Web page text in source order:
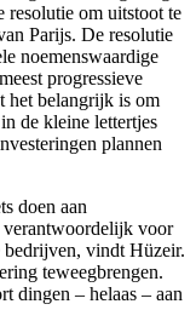
resolutie om uitstoot te
Parijs. De resolutie
noemenswaardige
progressieve
het belangrijk is om
de kleine lettertjes
plannen
doen aan
verantwoordelijk voor
vindt Hüzeir.
teweegbrengen.
dingen – helaas – aan